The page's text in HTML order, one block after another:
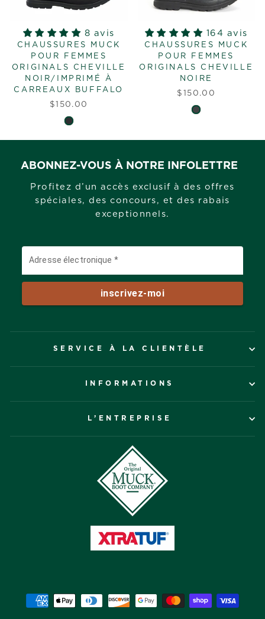
8 avis
CHAUSSURES MUCK
POUR FEMMES
ORIGINALS CHEVILLE
NOIR/IMPRIMÉ À
CARREAUX BUFFALO
$150.00
164 avis
CHAUSSURES MUCK
POUR FEMMES
ORIGINALS CHEVILLE
NOIRE
$150.00
ABONNEZ-VOUS À NOTRE INFOLETTRE
Profitez d’un accès exclusif à des offres
spéciales, des concours, et des rabais
exceptionnels.
SERVICE À LA CLIENTÈLE
INFORMATIONS
L’ENTREPRISE